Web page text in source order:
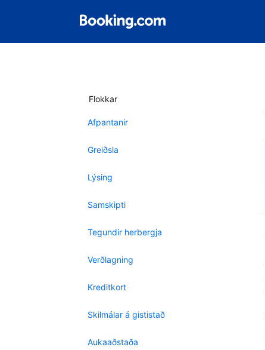
Flokkar
Afpantanir
Greiðsla
Lýsing
Samskipti
Tegundir herbergja
Verðlagning
Kreditkort
Skilmálar á gististað
Aukaaðstaða